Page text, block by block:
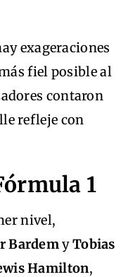
exageraciones
fiel posible al
contaron
refleje con
1
nivel,
BardemyTobias
Hamilton,